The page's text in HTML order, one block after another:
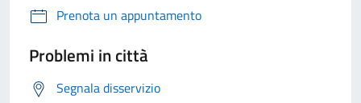
Prenota un appuntamento
Problemi in città
Segnala disservizio